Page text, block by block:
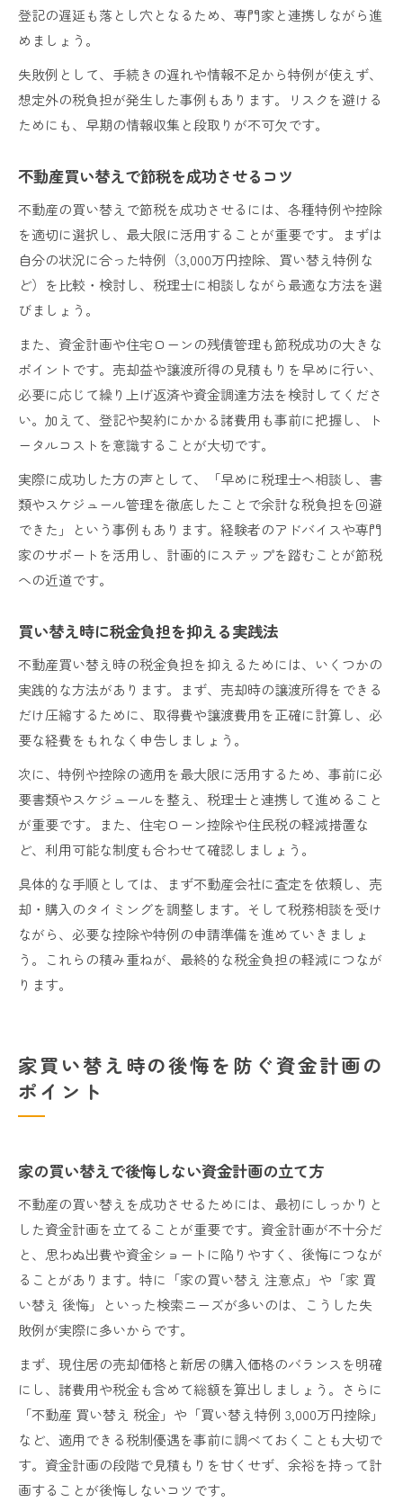
登記の遅延も落とし穴となるため、専門家と連携しながら進
めましょう。
失敗例として、手続きの遅れや情報不足から特例が使えず、
想定外の税負担が発生した事例もあります。リスクを避ける
ためにも、早期の情報収集と段取りが不可欠です。
不動産買い替えで節税を成功させるコツ
不動産の買い替えで節税を成功させるには、各種特例や控除
を適切に選択し、最大限に活用することが重要です。まずは
自分の状況に合った特例（3,000万円控除、買い替え特例な
ど）を比較・検討し、税理士に相談しながら最適な方法を選
びましょう。
また、資金計画や住宅ローンの残債管理も節税成功の大きな
ポイントです。売却益や譲渡所得の見積もりを早めに行い、
必要に応じて繰り上げ返済や資金調達方法を検討してくださ
い。加えて、登記や契約にかかる諸費用も事前に把握し、ト
ータルコストを意識することが大切です。
実際に成功した方の声として、「早めに税理士へ相談し、書
類やスケジュール管理を徹底したことで余計な税負担を回避
できた」という事例もあります。経験者のアドバイスや専門
家のサポートを活用し、計画的にステップを踏むことが節税
への近道です。
買い替え時に税金負担を抑える実践法
不動産買い替え時の税金負担を抑えるためには、いくつかの
実践的な方法があります。まず、売却時の譲渡所得をできる
だけ圧縮するために、取得費や譲渡費用を正確に計算し、必
要な経費をもれなく申告しましょう。
次に、特例や控除の適用を最大限に活用するため、事前に必
要書類やスケジュールを整え、税理士と連携して進めること
が重要です。また、住宅ローン控除や住民税の軽減措置な
ど、利用可能な制度も合わせて確認しましょう。
具体的な手順としては、まず不動産会社に査定を依頼し、売
却・購入のタイミングを調整します。そして税務相談を受け
ながら、必要な控除や特例の申請準備を進めていきましょ
う。これらの積み重ねが、最終的な税金負担の軽減につなが
ります。
家買い替え時の後悔を防ぐ資金計画の
ポイント
家の買い替えで後悔しない資金計画の立て方
不動産の買い替えを成功させるためには、最初にしっかりと
した資金計画を立てることが重要です。資金計画が不十分だ
と、思わぬ出費や資金ショートに陥りやすく、後悔につなが
ることがあります。特に「家の買い替え 注意点」や「家 買
い替え 後悔」といった検索ニーズが多いのは、こうした失
敗例が実際に多いからです。
まず、現住居の売却価格と新居の購入価格のバランスを明確
にし、諸費用や税金も含めて総額を算出しましょう。さらに
「不動産 買い替え 税金」や「買い替え特例 3,000万円控除」
など、適用できる税制優遇を事前に調べておくことも大切で
す。資金計画の段階で見積もりを甘くせず、余裕を持って計
画することが後悔しないコツです。